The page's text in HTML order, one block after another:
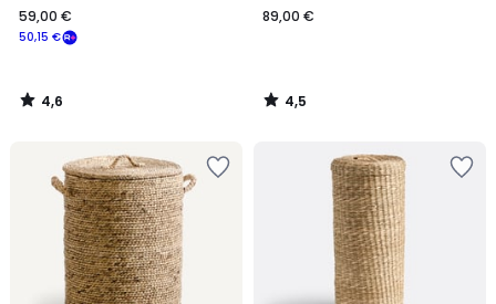
€
souscrivez
notre
programme
50,15 €
59,00 €
4,6
/
89,00 €
4,5
/